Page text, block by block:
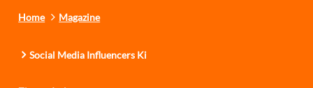
Home Magazine
Social Media Influencers Ki